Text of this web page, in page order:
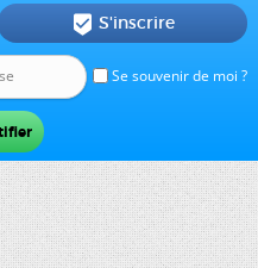
Se souvenir de moi ?
 S'inscrire